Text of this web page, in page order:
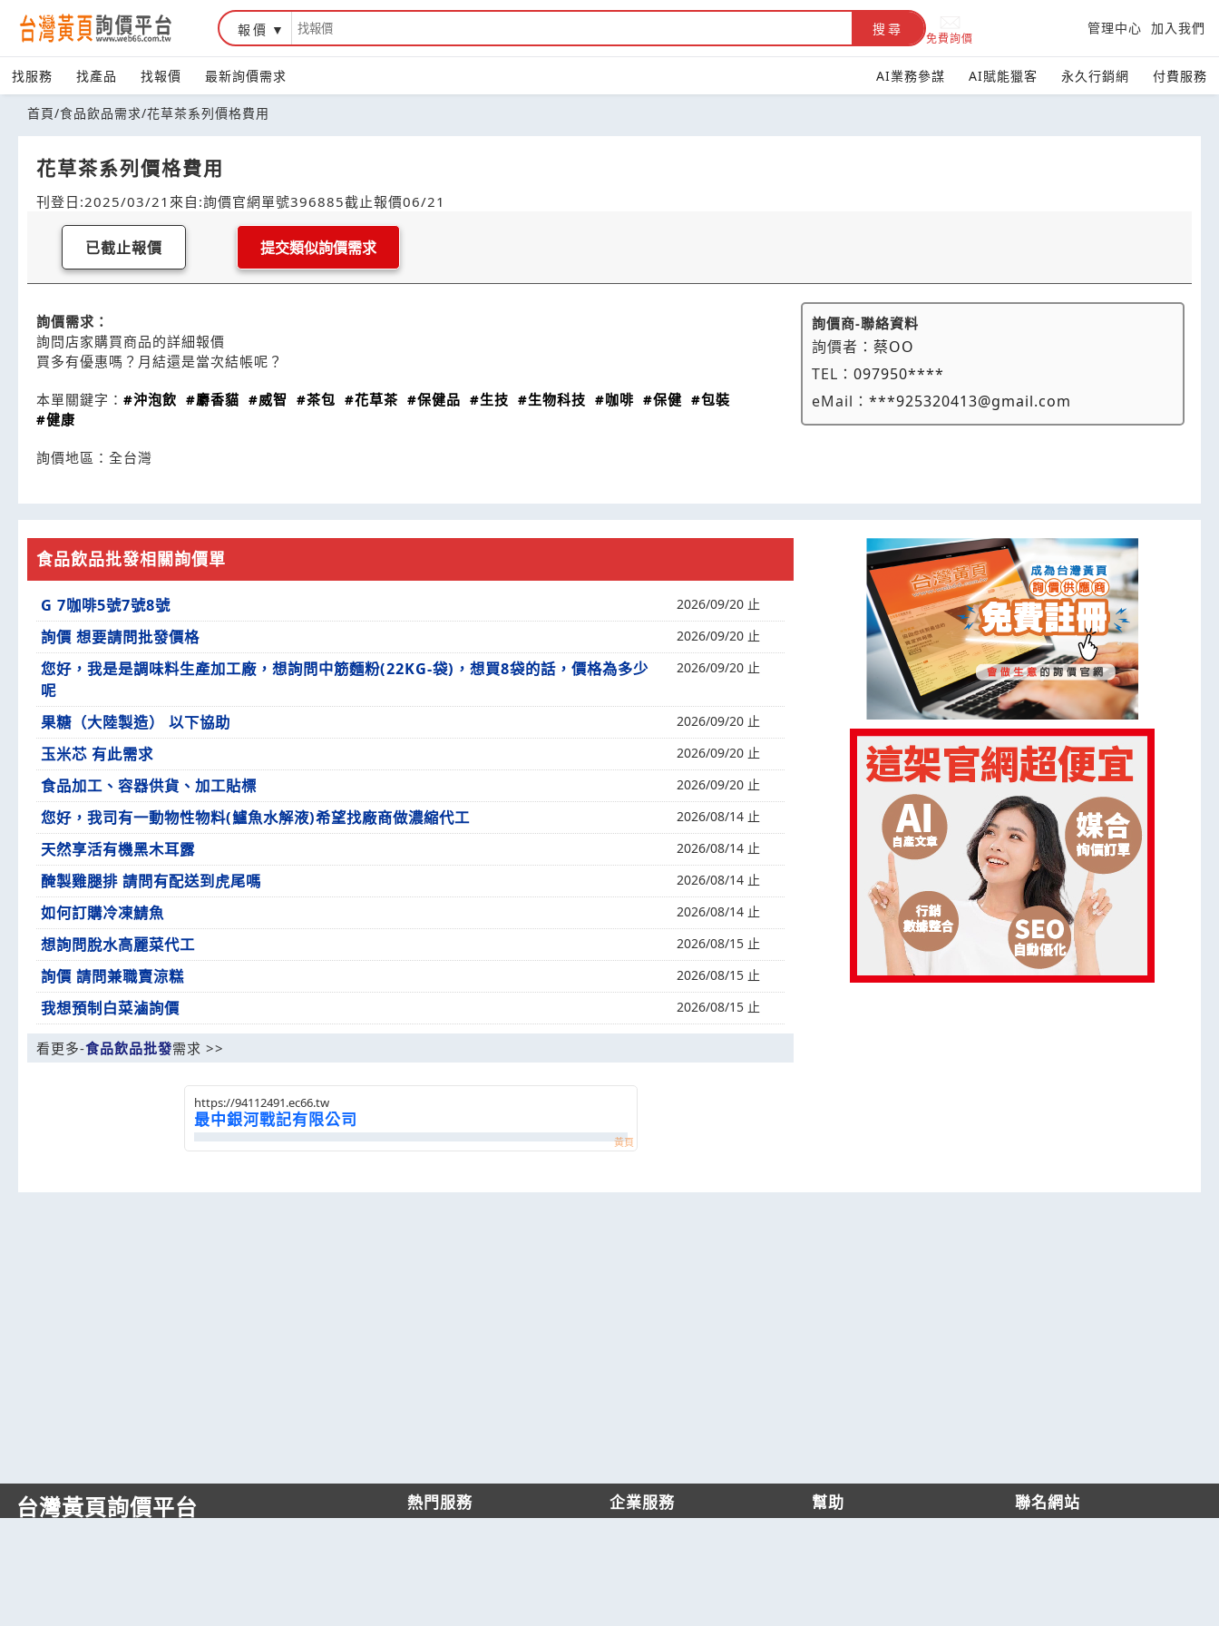
報價 搜尋
免費詢價
管理中心 加入我們
找服務 找產品 找報價 最新詢價需求 AI業務參謀 AI賦能獵客 永久行銷網 付費服務
首頁/食品飲品需求/花草茶系列價格費用
花草茶系列價格費用
刊登日:2025/03/21 來自:詢價官網單號396885截止報價06/21
已截止報價 提交類似詢價需求
詢價需求：
詢問店家購買商品的詳細報價
買多有優惠嗎？月結還是當次結帳呢？
本單關鍵字： #沖泡飲 #麝香貓 #威智 #茶包 #花草茶 #保健品 #生技 #生物科技 #咖啡 #保健 #包裝
#健康
詢價地區： 全台灣
詢價商-聯絡資料
詢價者：蔡OO
TEL：097950****
eMail：***925320413@gmail.com
食品飲品批發相關詢價單
G 7咖啡5號7號8號 2026/09/20 止
詢價 想要請問批發價格 2026/09/20 止
您好，我是是調味料生產加工廠，想詢問中筋麵粉(22KG-袋)，想買8袋的話，價格為多少
呢
2026/09/20 止
果糖（大陸製造） 以下協助 2026/09/20 止
玉米芯 有此需求 2026/09/20 止
食品加工、容器供貨、加工貼標 2026/09/20 止
您好，我司有一動物性物料(鱸魚水解液)希望找廠商做濃縮代工 2026/08/14 止
天然享活有機黑木耳露 2026/08/14 止
醃製雞腿排 請問有配送到虎尾嗎 2026/08/14 止
如何訂購冷凍鯖魚 2026/08/14 止
想詢問脫水高麗菜代工 2026/08/15 止
詢價 請問兼職賣涼糕 2026/08/15 止
我想預制白菜滷詢價 2026/08/15 止
看更多-食品飲品批發需求 >>
https://94112491.ec66.tw
最中銀河戰記有限公司
台灣黃頁詢價平台 熱門服務 企業服務 幫助 聯名網站